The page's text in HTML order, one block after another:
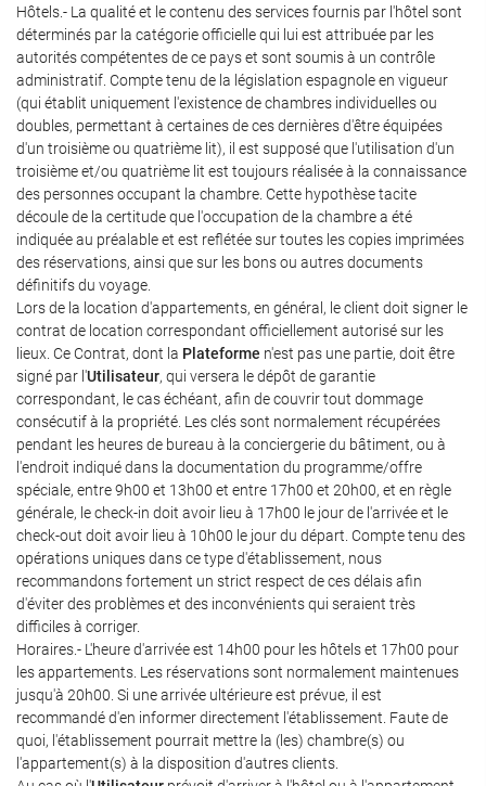
Hôtels.- La qualité et le contenu des services fournis par l'hôtel sont
déterminés par la catégorie officielle qui lui est attribuée par les
autorités compétentes de ce pays et sont soumis à un contrôle
administratif. Compte tenu de la législation espagnole en vigueur
(qui établit uniquement l'existence de chambres individuelles ou
doubles, permettant à certaines de ces dernières d'être équipées
d'un troisième ou quatrième lit), il est supposé que l'utilisation d'un
troisième et/ou quatrième lit est toujours réalisée à la connaissance
des personnes occupant la chambre. Cette hypothèse tacite
découle de la certitude que l'occupation de la chambre a été
indiquée au préalable et est reflétée sur toutes les copies imprimées
des réservations, ainsi que sur les bons ou autres documents
définitifs du voyage.
Lors de la location d'appartements, en général, le client doit signer le
contrat de location correspondant officiellement autorisé sur les
lieux. Ce Contrat, dont la Plateforme n'est pas une partie, doit être
signé par l'Utilisateur, qui versera le dépôt de garantie
correspondant, le cas échéant, afin de couvrir tout dommage
consécutif à la propriété. Les clés sont normalement récupérées
pendant les heures de bureau à la conciergerie du bâtiment, ou à
l'endroit indiqué dans la documentation du programme/offre
spéciale, entre 9h00 et 13h00 et entre 17h00 et 20h00, et en règle
générale, le check-in doit avoir lieu à 17h00 le jour de l'arrivée et le
check-out doit avoir lieu à 10h00 le jour du départ. Compte tenu des
opérations uniques dans ce type d'établissement, nous
recommandons fortement un strict respect de ces délais afin
d'éviter des problèmes et des inconvénients qui seraient très
difficiles à corriger.
Horaires.- L'heure d'arrivée est 14h00 pour les hôtels et 17h00 pour
les appartements. Les réservations sont normalement maintenues
jusqu'à 20h00. Si une arrivée ultérieure est prévue, il est
recommandé d'en informer directement l'établissement. Faute de
quoi, l'établissement pourrait mettre la (les) chambre(s) ou
l'appartement(s) à la disposition d'autres clients.